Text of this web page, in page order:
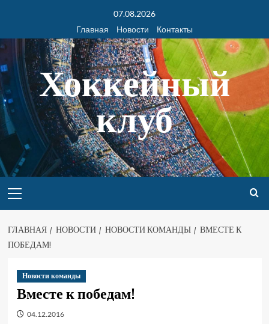
07.08.2026
Главная
Новости Контакты
Хоккейный
клуб
ГЛАВНАЯ НОВОСТИ НОВОСТИ КОМАНДЫ
ВМЕСТЕ К
ПОБЕДАМ!
Новости команды
Вместе к победам!
04.12.2016